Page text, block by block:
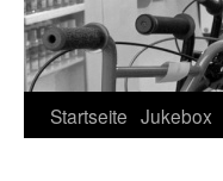
Startseite Jukebox